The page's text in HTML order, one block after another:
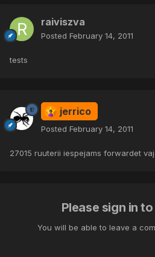
raiviszva
Posted February 14, 2011
tests
jerrico
Posted February 14, 2011
27015 ruuterii iespejams forwardet
Please sign in
You will be able to leave a